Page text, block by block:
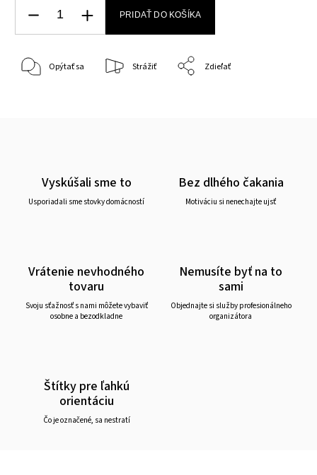
PRIDAŤ DO KOŠÍKA
Opýtať sa Strážiť Zdieľať
Vyskúšali sme to
Usporiadali sme stovky domácností
Bez dlhého čakania
Motiváciu si nenechajte ujsť
Vrátenie nevhodného
tovaru
Svoju sťažnosť s nami môžete vybaviť
osobne a bezodkladne
Nemusíte byť na to
sami
Objednajte si služby profesionálneho
organizátora
Štítky pre ľahkú
orientáciu
Čo je označené, sa nestratí